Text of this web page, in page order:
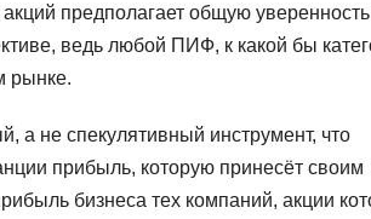
предполагает общую уверенность
ведь любой ПИФ, к какой бы
рынке.
а не спекулятивный инструмент, что
прибыль, которую принесёт своим
бизнеса тех компаний, акции